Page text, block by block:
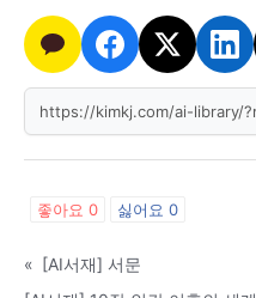
좋아요 0 싫어요 0
« [AI서재] 서문